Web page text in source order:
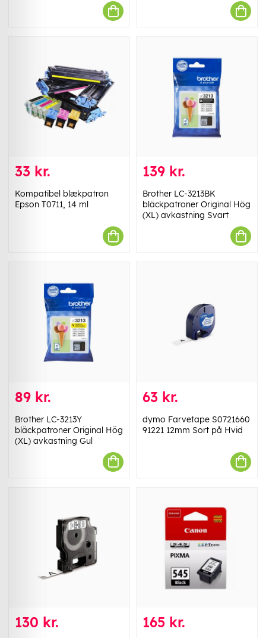
33 kr.
Kompatibel blækpatron
Epson T0711, 14 ml
139 kr.
Brother LC-3213BK
bläckpatroner Original Hög
(XL) avkastning Svart
89 kr.
Brother LC-3213Y
bläckpatroner Original Hög
(XL) avkastning Gul
63 kr.
dymo Farvetape S0721660
91221 12mm Sort på Hvid
130 kr. 165 kr.